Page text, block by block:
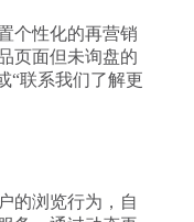
个性化的再营销
页面但未询盘的
“联系我们了解更
的浏览行为，自